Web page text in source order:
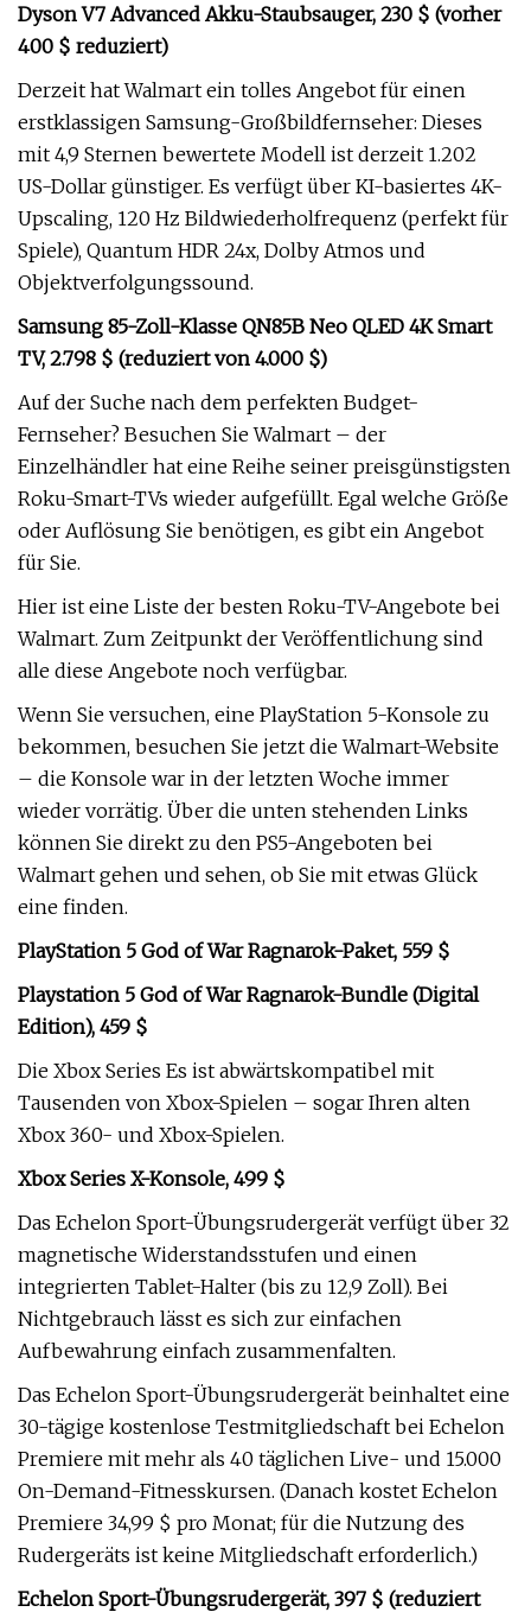
Dyson V7 Advanced Akku-Staubsauger, 230 $ (vorher
400 $ reduziert)
Derzeit hat Walmart ein tolles Angebot für einen
erstklassigen Samsung-Großbildfernseher: Dieses
mit 4,9 Sternen bewertete Modell ist derzeit 1.202
US-Dollar günstiger. Es verfügt über KI-basiertes 4K-
Upscaling, 120 Hz Bildwiederholfrequenz (perfekt für
Spiele), Quantum HDR 24x, Dolby Atmos und
Objektverfolgungssound.
Samsung 85-Zoll-Klasse QN85B Neo QLED 4K Smart
TV, 2.798 $ (reduziert von 4.000 $)
Auf der Suche nach dem perfekten Budget-
Fernseher? Besuchen Sie Walmart – der
Einzelhändler hat eine Reihe seiner preisgünstigsten
Roku-Smart-TVs wieder aufgefüllt. Egal welche Größe
oder Auflösung Sie benötigen, es gibt ein Angebot
für Sie.
Hier ist eine Liste der besten Roku-TV-Angebote bei
Walmart. Zum Zeitpunkt der Veröffentlichung sind
alle diese Angebote noch verfügbar.
Wenn Sie versuchen, eine PlayStation 5-Konsole zu
bekommen, besuchen Sie jetzt die Walmart-Website
– die Konsole war in der letzten Woche immer
wieder vorrätig. Über die unten stehenden Links
können Sie direkt zu den PS5-Angeboten bei
Walmart gehen und sehen, ob Sie mit etwas Glück
eine finden.
PlayStation 5 God of War Ragnarok-Paket, 559 $
Playstation 5 God of War Ragnarok-Bundle (Digital
Edition), 459 $
Die Xbox Series Es ist abwärtskompatibel mit
Tausenden von Xbox-Spielen – sogar Ihren alten
Xbox 360- und Xbox-Spielen.
Xbox Series X-Konsole, 499 $
Das Echelon Sport-Übungsrudergerät verfügt über 32
magnetische Widerstandsstufen und einen
integrierten Tablet-Halter (bis zu 12,9 Zoll). Bei
Nichtgebrauch lässt es sich zur einfachen
Aufbewahrung einfach zusammenfalten.
Das Echelon Sport-Übungsrudergerät beinhaltet eine
30-tägige kostenlose Testmitgliedschaft bei Echelon
Premiere mit mehr als 40 täglichen Live- und 15.000
On-Demand-Fitnesskursen. (Danach kostet Echelon
Premiere 34,99 $ pro Monat; für die Nutzung des
Rudergeräts ist keine Mitgliedschaft erforderlich.)
Echelon Sport-Übungsrudergerät, 397 $ (reduziert